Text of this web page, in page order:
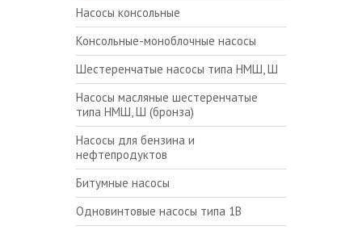
Насосы консольные
Консольные-моноблочные насосы
Шестеренчатые насосы типа НМШ, Ш
Насосы масляные шестеренчатые
типа НМШ, Ш (бронза)
Насосы для бензина и
нефтепродуктов
Битумные насосы
Одновинтовые насосы типа 1В